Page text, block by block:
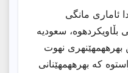
ئاماری مانگی
بڵاویكردهوه، سعودیه
نهوت
كە بهرههمهێنانی